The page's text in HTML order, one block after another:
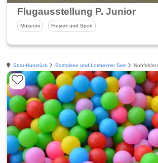
Flugausstellung P. Junior
Museum Freizeit und Sport
Saar-Hunsrück Bostalsee und Losheimer See Nohfelden